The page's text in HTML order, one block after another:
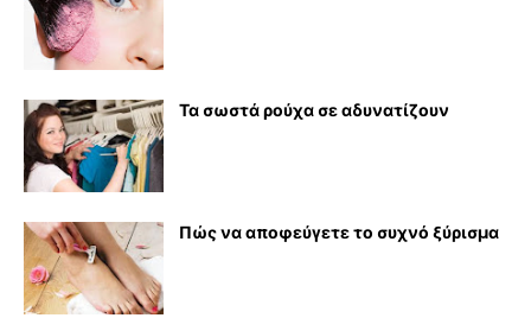
Τα σωστά ρούχα σε αδυνατίζουν
Πώς να αποφεύγετε το συχνό ξύρισμα